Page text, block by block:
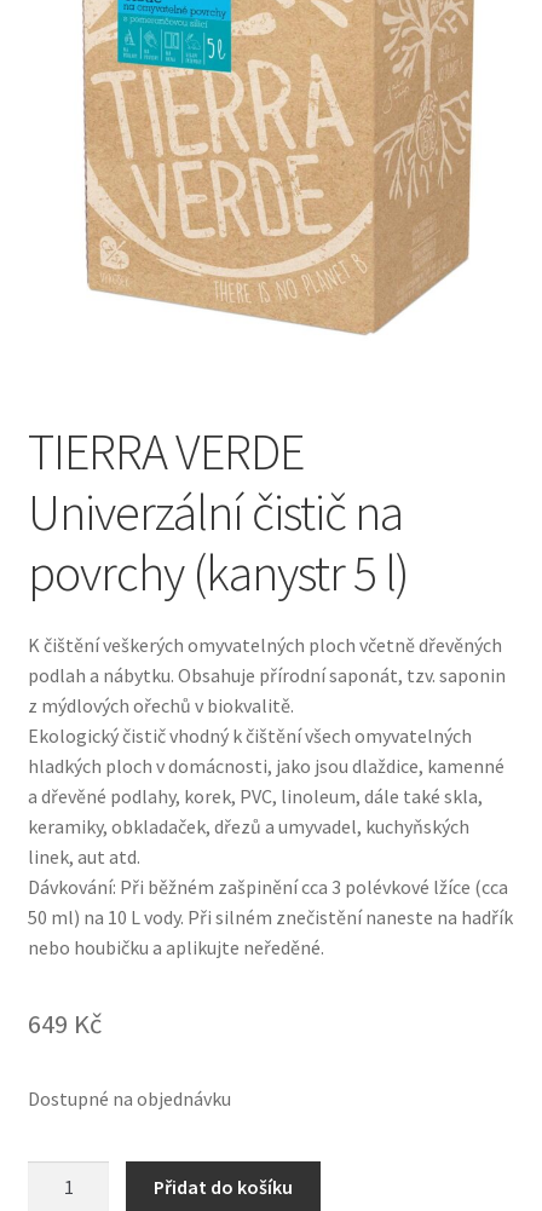
Pokladna
Vše o nákupu
TIERRA VERDE
Univerzální čistič na
povrchy (kanystr 5 l)
K čištění veškerých omyvatelných ploch včetně dřevěných
podlah a nábytku. Obsahuje přírodní saponát, tzv. saponin
z mýdlových ořechů v biokvalitě.
Ekologický čistič vhodný k čištění všech omyvatelných
hladkých ploch v domácnosti, jako jsou dlaždice, kamenné
a dřevěné podlahy, korek, PVC, linoleum, dále také skla,
keramiky, obkladaček, dřezů a umyvadel, kuchyňských
linek, aut atd.
Dávkování: Při běžném zašpinění cca 3 polévkové lžíce (cca
50 ml) na 10 L vody. Při silném znečistění naneste na hadřík
nebo houbičku a aplikujte neředěné.
649 Kč
Dostupné na objednávku
Přidat do košíku